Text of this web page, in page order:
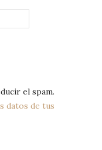
el spam.
datos de tus